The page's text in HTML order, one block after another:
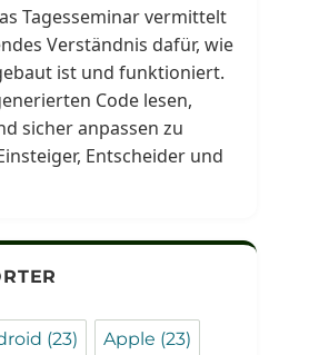
Tagesseminar vermittelt
Verständnis dafür, wie
ist und funktioniert.
Code lesen,
sicher anpassen zu
Entscheider und
(23) Apple (23)